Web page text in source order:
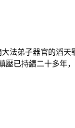
法弟子器官的滔天
壓已持續二十多年